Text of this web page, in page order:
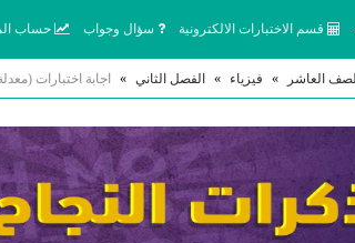
قسم الاختبارات الالكترونية سؤال وجواب حساب
الصف العاشر » فيزياء » الفصل الثاني » اجابة اختبارات